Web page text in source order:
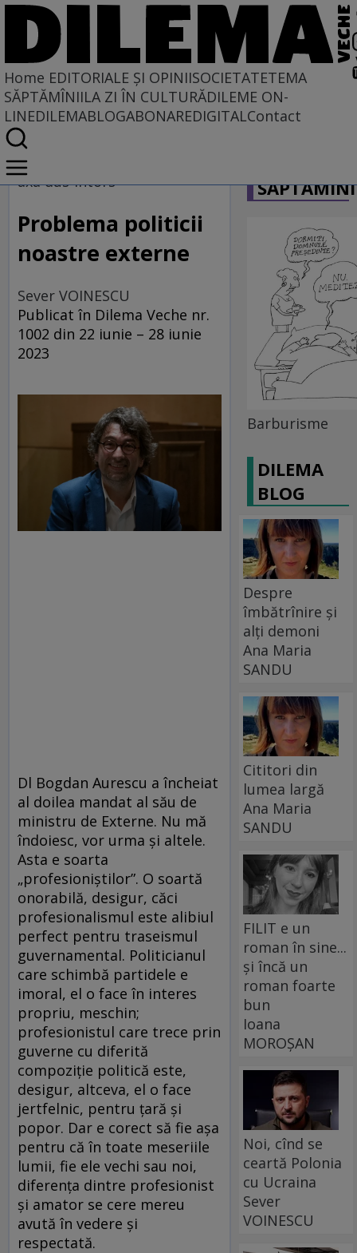
Home EDITORIALE ȘI OPINIISOCIETATETEMA
SĂPTĂMÎNIILA ZI ÎN CULTURĂDILEME ON-
LINEDILEMABLOGABONAREDIGITALContact
Home
EDITORIALE ȘI OPINII
axa dus-întors
Problema politicii
noastre externe
Sever VOINESCU
Publicat în Dilema Veche nr.
1002 din 22 iunie – 28 iunie
2023
Dl Bogdan Aurescu a încheiat
al doilea mandat al său de
ministru de Externe. Nu mă
îndoiesc, vor urma și altele.
Asta e soarta
„profesioniștilor”. O soartă
onorabilă, desigur, căci
profesionalismul este alibiul
perfect pentru traseismul
guvernamental. Politicianul
care schimbă partidele e
imoral, el o face în interes
propriu, meschin;
profesionistul care trece prin
guverne cu diferită
compoziție politică este,
desigur, altceva, el o face
jertfelnic, pentru țară și
popor. Dar e corect să fie așa
pentru că în toate meseriile
lumii, fie ele vechi sau noi,
diferența dintre profesionist
și amator se cere mereu
avută în vedere și
respectată.
Barburisme
DILEMA
BLOG
Despre
îmbătrînire și
alți demoni
Ana Maria
SANDU
Cititori din
lumea largă
Ana Maria
SANDU
FILIT e un
roman în sine...
și încă un
roman foarte
bun
Ioana
MOROȘAN
Noi, cînd se
ceartă Polonia
cu Ucraina
Sever
VOINESCU